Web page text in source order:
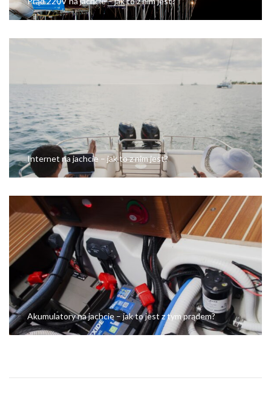
Internet na jachcie – jak to z nim jest?
Akumulatory na jachcie – jak to jest z tym prądem?